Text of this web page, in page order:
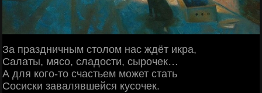
За праздничным столом нас ждёт икра,
Салаты, мясо, сладости, сырочек…
А для кого-то счастьем может стать
Сосиски завалявшейся кусочек.